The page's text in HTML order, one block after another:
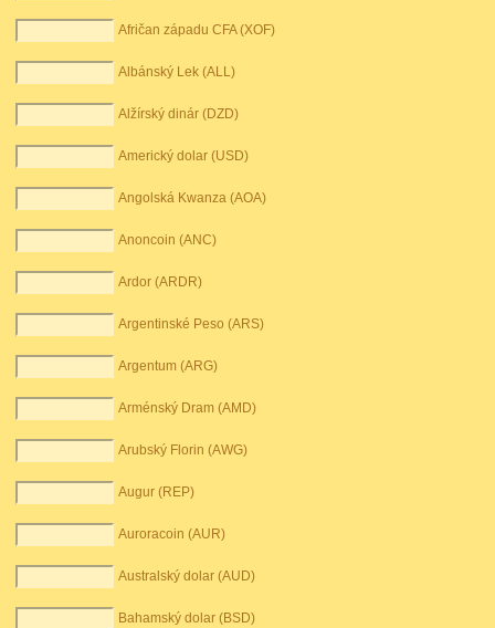
Afričan západu CFA (XOF)
Albánský Lek (ALL)
Alžírský dinár (DZD)
Americký dolar (USD)
Angolská Kwanza (AOA)
Anoncoin (ANC)
Ardor (ARDR)
Argentinské Peso (ARS)
Argentum (ARG)
Arménský Dram (AMD)
Arubský Florin (AWG)
Augur (REP)
Auroracoin (AUR)
Australský dolar (AUD)
Bahamský dolar (BSD)